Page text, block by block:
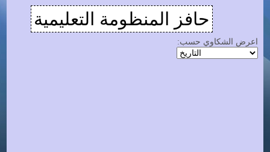
حافز المنظومة التعليمية
اعرض الشكاوي حسب: